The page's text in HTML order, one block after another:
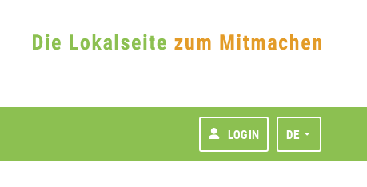
LOGIN DE